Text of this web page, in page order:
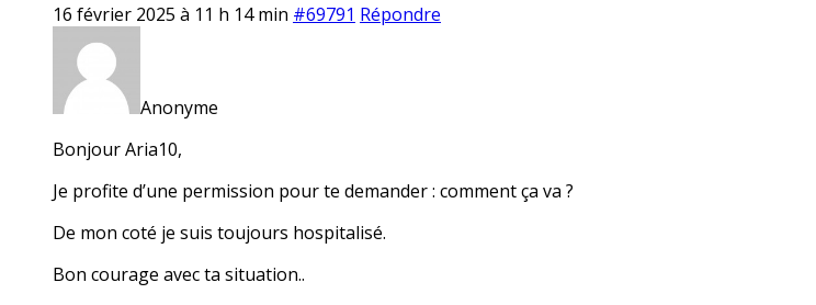
16 février 2025 à 11 h 14 min #69791 Répondre
Anonyme
Bonjour Aria10,
Je profite d’une permission pour te demander : comment ça va ?
De mon coté je suis toujours hospitalisé.
Bon courage avec ta situation..